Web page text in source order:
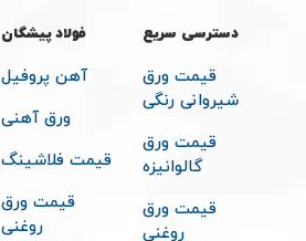
دسترسی سریع
قیمت ورق
شیروانی رنگی
قیمت ورق
گالوانیزه
قیمت ورق
روغنی
فولاد پیشگان
آهن پروفیل
ورق آهنی
قیمت فلاشینگ
قیمت ورق
روغنی